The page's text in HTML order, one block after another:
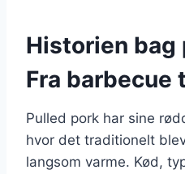
Historien bag
Fra barbecue
Pulled pork har sine
hvor det traditionelt
langsom varme. Kød,